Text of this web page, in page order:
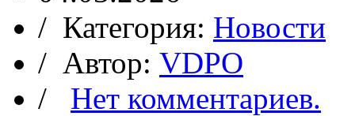
/ Категория: Новости
/ Автор: VDPO
/
Нет комментариев.